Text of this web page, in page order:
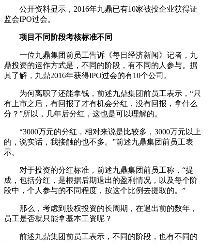
公开资料显示，2016年九鼎已有10家被投企业获得证
监会IPO过会。
项目不同阶段考核标准不同
一位九鼎集团前员工告诉《每日经济新闻》记者，九
鼎投资的运作方式是，不同的阶段，有不同的人参与。据
其了解，九鼎2016年获得IPO过会的有10个公司。
为何离职了还能拿钱，前述九鼎集团前员工表示，“只
有上市之后，有回报了才有机会分红，没有回报，拿什么
分？”所以，几年后分红，这也是可以理解的。
“3000万元的分红，相对来说是比较多，3000万元以上
的，说实话，我接触的也不多。”前述九鼎集团前员工表
示。
对于投资的分红标准，前述九鼎集团前员工称，“提
成，包括分红，是根据后期退出的盈利情况，以及每个阶
段中，个人参与的不同程度，按这个比例去提取的。”
那么，考虑到股权投资的长周期，在退出前的数年，
员工是否就只能拿基本工资呢？
前述九鼎集团前员工表示，不同的阶段，也有不同的